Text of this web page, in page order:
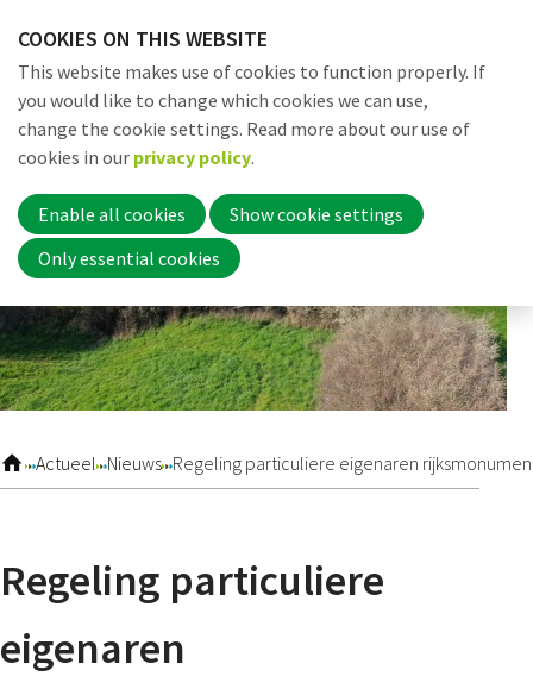
links
Jump
to
navigation
to
main
content
Actueel Nieuws Regeling particuliere eigenaren
Regeling particuliere
eigenaren
Home
Nieuwsbrief
COOKIES ON THIS WEBSITE
This website makes use of cookies to function properly. If
you would like to change which cookies we can use,
change the cookie settings. Read more about our use of
cookies in our privacy policy.
Enable all cookies
Show cookie settings
Only essential cookies